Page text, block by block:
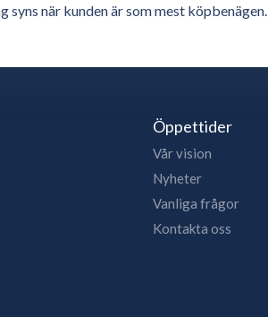
när kunden är som mest köpbenägen.
Öppettider
Vår vision
Nyheter
Vanliga frågor
Kontakta oss